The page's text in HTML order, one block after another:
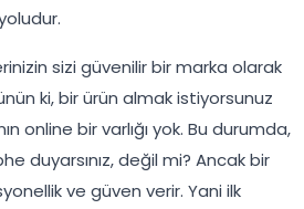
sizi güvenilir bir marka olarak
ki, bir ürün almak istiyorsunuz
online bir varlığı yok. Bu durumda,
duyarsınız, değil mi? Ancak bir
ve güven verir. Yani ilk